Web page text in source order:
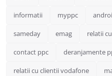
informatii myppc
sameday emag relatii
contact ppc deranjamente
relatii cu clientii vodafone